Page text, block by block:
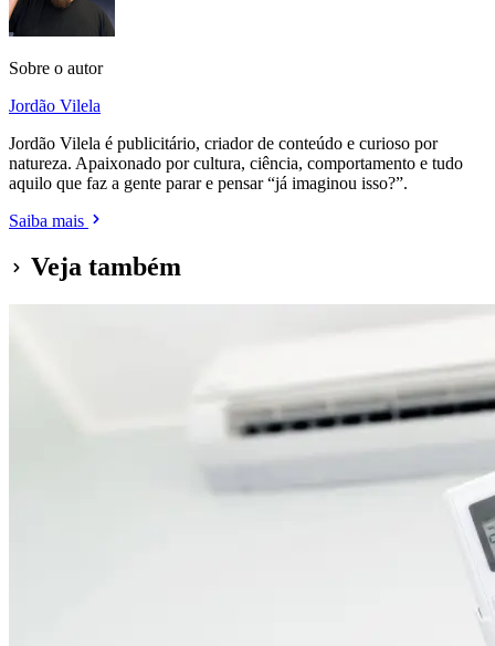
Sobre o autor
Jordão Vilela
Jordão Vilela é publicitário, criador de conteúdo e curioso por
natureza. Apaixonado por cultura, ciência, comportamento e tudo
aquilo que faz a gente parar e pensar “já imaginou isso?”.
Saiba mais
Veja também